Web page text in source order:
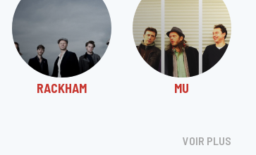
RACKHAM MU
VOIR PLUS